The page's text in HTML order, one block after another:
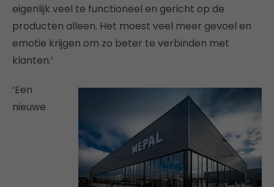
eigenlijk veel te functioneel en gericht op de
producten alleen. Het moest veel meer gevoel en
emotie krijgen om zo beter te verbinden met
klanten.’
‘Een
nieuwe